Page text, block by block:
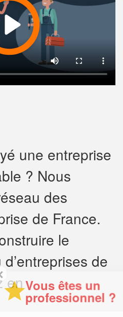
une entreprise
? Nous
des
de France.
le
de
enêtes un
?